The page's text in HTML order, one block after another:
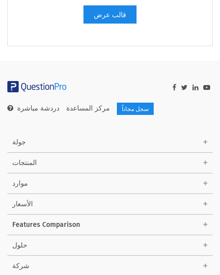
قالب عرض
مركز المساعدة دردشة مباشرة سجل مجاناً
جولة
المنتجات
موارد
الأسعار
Features Comparison
حلول
شركة